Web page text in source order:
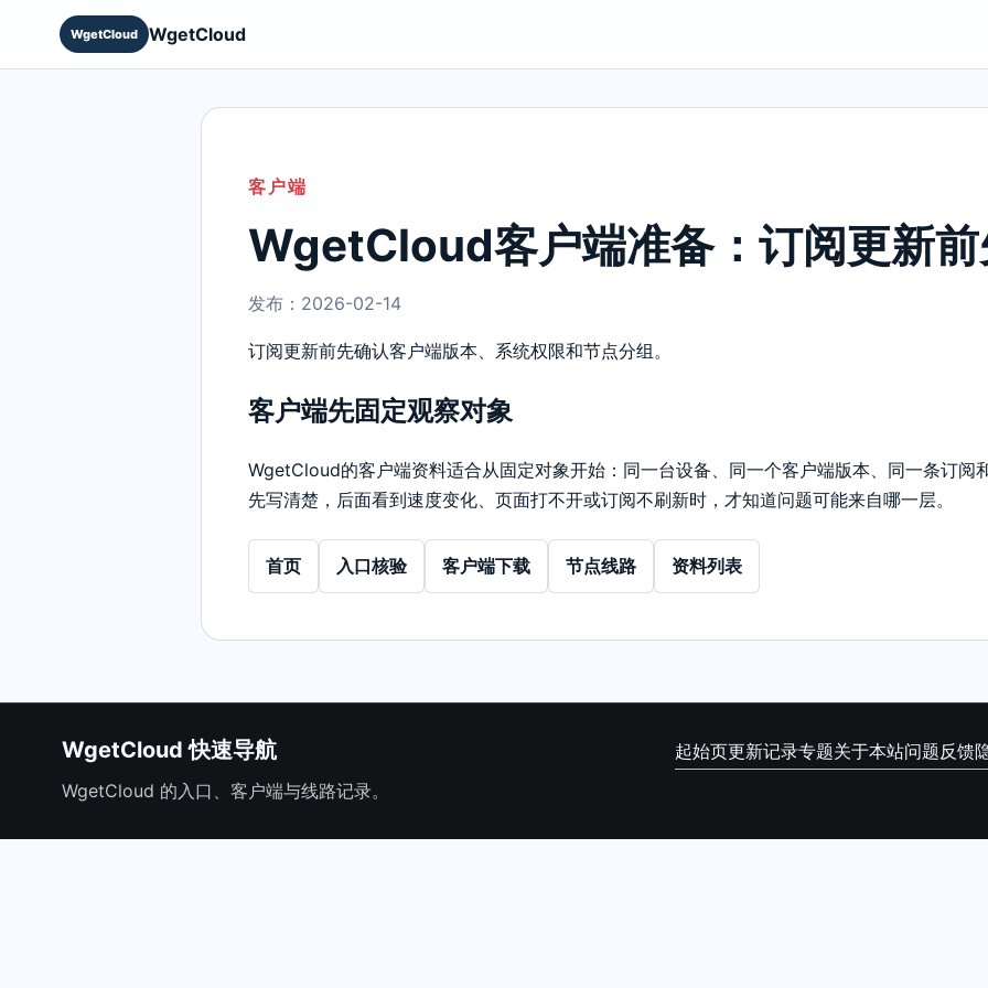
WgetCloud WgetCloud
客户端
WgetCloud客户端准备：订阅更新
发布：2026-02-14
订阅更新前先确认客户端版本、系统权限和节点分组。
客户端先固定观察对象
WgetCloud的客户端资料适合从固定对象开始：同一台设备、同一个客户端版本、同一条订阅
先写清楚，后面看到速度变化、页面打不开或订阅不刷新时，才知道问题可能来自哪一层。
首页 入口核验 客户端下载 节点线路 资料列表
WgetCloud 快速导航
WgetCloud 的入口、客户端与线路记录。
起始页更新记录专题关于本站问题反馈